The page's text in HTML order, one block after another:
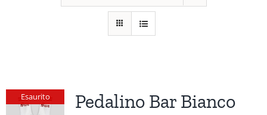
Esaurito Pedalino Bar Bianco